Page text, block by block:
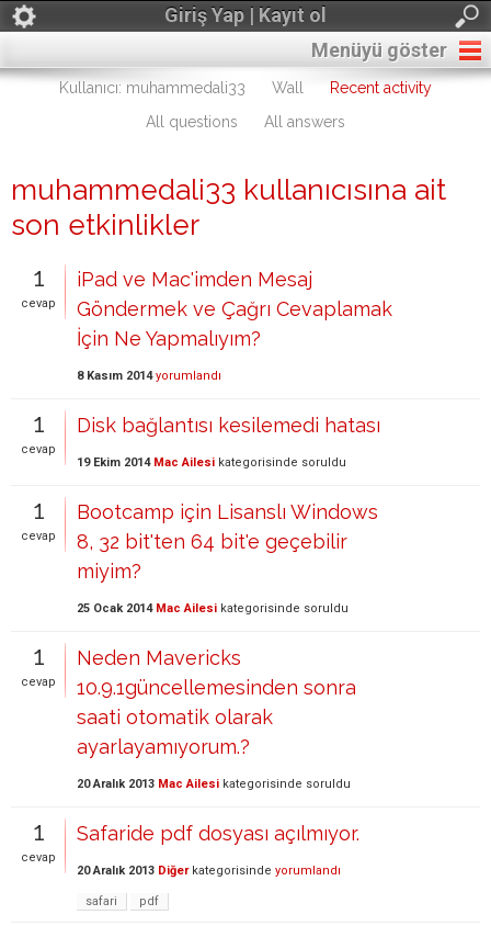
Giriş Yap | Kayıt ol
Menüyü göster
Kullanıcı: muhammedali33 Wall
Recent activity
All questions
All answers
muhammedali33 kullanıcısına ait
son etkinlikler
1
cevap
iPad ve Mac'imden Mesaj
Göndermek ve Çağrı Cevaplamak
İçin Ne Yapmalıyım?
8 Kasım 2014 yorumlandı
1
cevap
Disk bağlantısı kesilemedi hatası
19 Ekim 2014 Mac Ailesi kategorisinde soruldu
1
cevap
Bootcamp için Lisanslı Windows
8, 32 bit'ten 64 bit'e geçebilir
miyim?
25 Ocak 2014 Mac Ailesi kategorisinde soruldu
1
cevap
Neden Mavericks
10.9.1güncellemesinden sonra
saati otomatik olarak
ayarlayamıyorum.?
20 Aralık 2013 Mac Ailesi kategorisinde soruldu
1
cevap
Safaride pdf dosyası açılmıyor.
20 Aralık 2013 Diğerkategorisinde yorumlandı
safari pdf